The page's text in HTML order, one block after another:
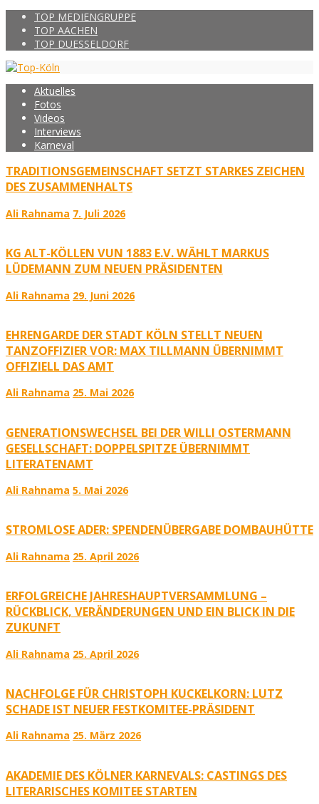
TOP MEDIENGRUPPE
TOP AACHEN
TOP DUESSELDORF
Aktuelles
Fotos
Videos
Interviews
Karneval
TRADITIONSGEMEINSCHAFT SETZT STARKES ZEICHEN
DES ZUSAMMENHALTS
Ali Rahnama 7. Juli 2026
KG ALT-KÖLLEN VUN 1883 E.V. WÄHLT MARKUS
LÜDEMANN ZUM NEUEN PRÄSIDENTEN
Ali Rahnama 29. Juni 2026
EHRENGARDE DER STADT KÖLN STELLT NEUEN
TANZOFFIZIER VOR: MAX TILLMANN ÜBERNIMMT
OFFIZIELL DAS AMT
Ali Rahnama 25. Mai 2026
GENERATIONSWECHSEL BEI DER WILLI OSTERMANN
GESELLSCHAFT: DOPPELSPITZE ÜBERNIMMT
LITERATENAMT
Ali Rahnama 5. Mai 2026
STROMLOSE ADER: SPENDENÜBERGABE DOMBAUHÜTTE
Ali Rahnama 25. April 2026
ERFOLGREICHE JAHRESHAUPTVERSAMMLUNG –
RÜCKBLICK, VERÄNDERUNGEN UND EIN BLICK IN DIE
ZUKUNFT
Ali Rahnama 25. April 2026
NACHFOLGE FÜR CHRISTOPH KUCKELKORN: LUTZ
SCHADE IST NEUER FESTKOMITEE-PRÄSIDENT
Ali Rahnama 25. März 2026
AKADEMIE DES KÖLNER KARNEVALS: CASTINGS DES
LITERARISCHES KOMITEE STARTEN